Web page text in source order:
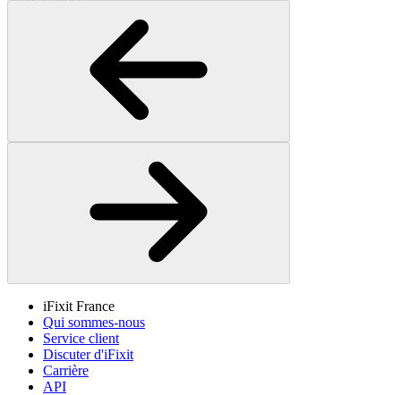
iFixit France
Qui sommes-nous
Service client
Discuter d'iFixit
Carrière
API